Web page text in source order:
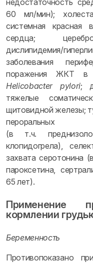
недостаточность
60 мл/мин);
системная красная
сердца;
дислипидемия/
заболевания
поражения ЖКТ в
Helicobacter pylori;
тяжелые
щитовидной железы;
пероральных
(в т.ч.
клопидогрела),
захвата серотонина
пароксетина,
65 лет).
Применение
кормлении
Беременность
Противопоказано